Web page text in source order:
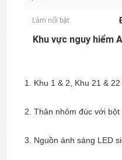
Làm nổi bật:
Khu vực nguy hiểm
1. Khu 1 & 2, Khu 21 & 22
2. Thân nhôm đúc với bột
3. Nguồn ánh sáng LED